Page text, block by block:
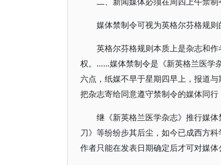
媒体禁制令可视为英格尔芬格规
英格尔芬格规则本质上是杂志和
权。……媒体禁制令是《新英格兰医学
六点，纸媒不早于星期四早上，报道
把杂志寄给同意遵守禁制令的媒体同
继《新英格兰医学杂志》推行媒
刀》等纷纷步其后尘，如今已成西方
作者只能在发表日期确定后才可对媒体